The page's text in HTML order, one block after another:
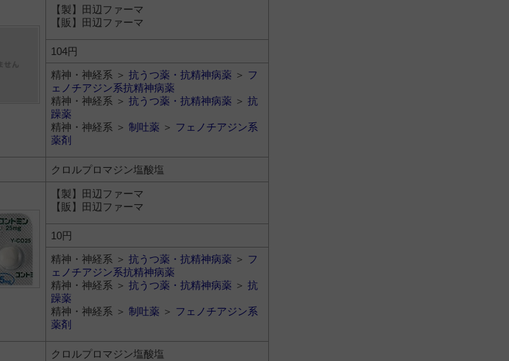
【製】田辺ファーマ
【販】田辺ファーマ
104円
精神・神経系 ＞ 抗うつ薬・抗精神病薬 ＞ フ
ェノチアジン系抗精神病薬
精神・神経系 ＞ 抗うつ薬・抗精神病薬 ＞ 抗
躁薬
精神・神経系 ＞ 制吐薬 ＞ フェノチアジン系
薬剤
クロルプロマジン塩酸塩
【製】田辺ファーマ
【販】田辺ファーマ
10円
精神・神経系 ＞ 抗うつ薬・抗精神病薬 ＞ フ
ェノチアジン系抗精神病薬
精神・神経系 ＞ 抗うつ薬・抗精神病薬 ＞ 抗
躁薬
精神・神経系 ＞ 制吐薬 ＞ フェノチアジン系
薬剤
クロルプロマジン塩酸塩